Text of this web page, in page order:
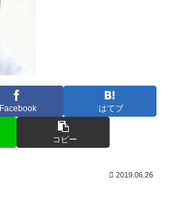
Facebook はてブ
コピー
2019.06.26